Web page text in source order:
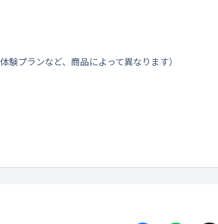
験プランなど、商品によって異なります）